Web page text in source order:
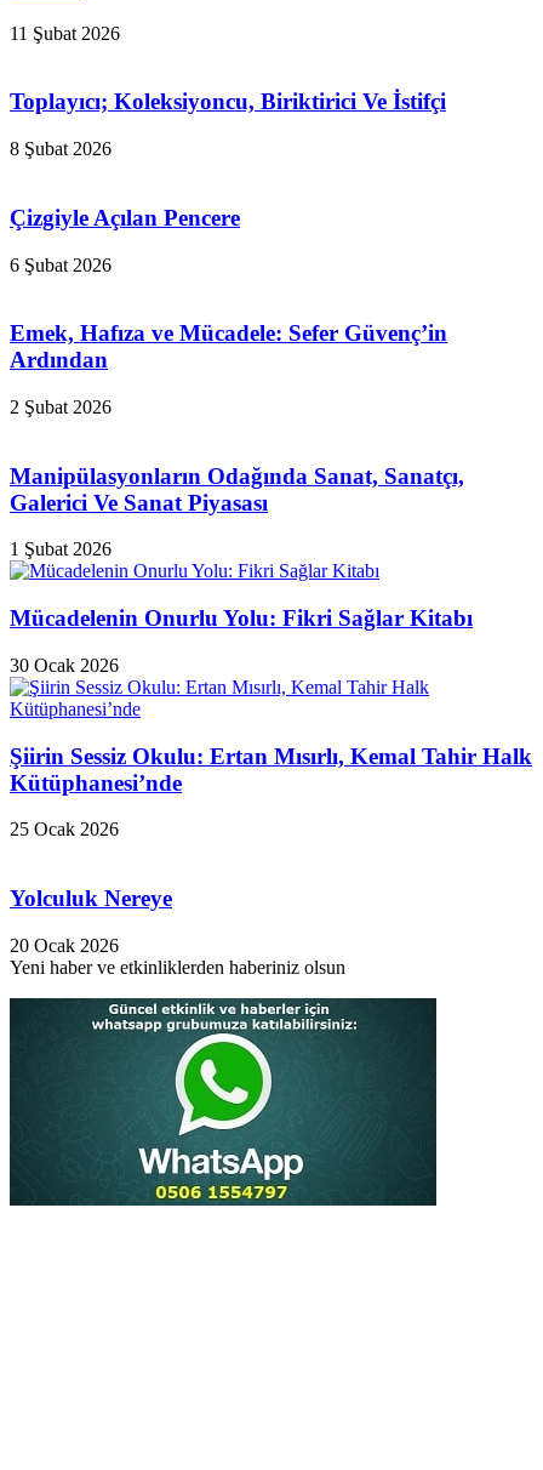
11 Şubat 2026
Toplayıcı; Koleksiyoncu, Biriktirici Ve İstifçi
8 Şubat 2026
Çizgiyle Açılan Pencere
6 Şubat 2026
Emek, Hafıza ve Mücadele: Sefer Güvenç’in
Ardından
2 Şubat 2026
Manipülasyonların Odağında Sanat, Sanatçı,
Galerici Ve Sanat Piyasası
1 Şubat 2026
Mücadelenin Onurlu Yolu: Fikri Sağlar Kitabı
30 Ocak 2026
Şiirin Sessiz Okulu: Ertan Mısırlı, Kemal Tahir Halk
Kütüphanesi’nde
25 Ocak 2026
Yolculuk Nereye
20 Ocak 2026
Yeni haber ve etkinliklerden haberiniz olsun